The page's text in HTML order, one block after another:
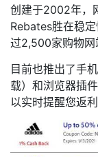
创建于2002年，
Rebates胜在稳
过2,500家购物网
目前也推出了手
载）和浏览器插
以实时提醒您返